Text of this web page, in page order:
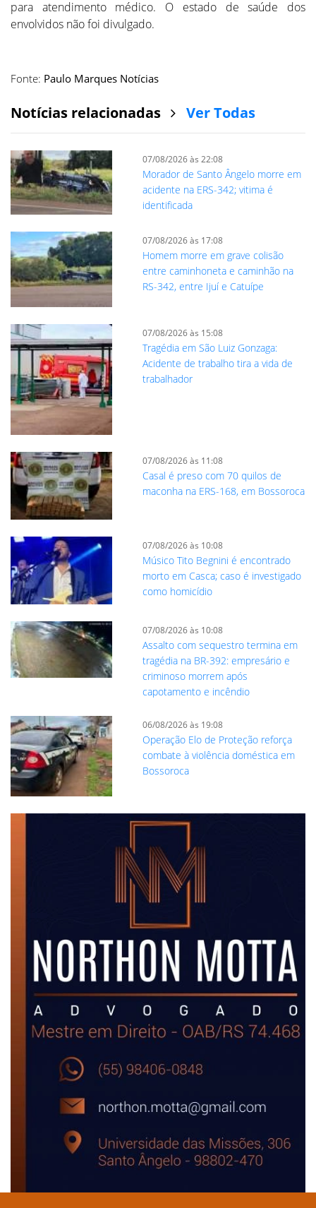
para atendimento médico. O estado de saúde dos
envolvidos não foi divulgado.
Fonte: Paulo Marques Notícias
Notícias relacionadas Ver Todas
07/08/2026 às 22:08
Morador de Santo Ângelo morre em
acidente na ERS-342; vitima é
identificada
07/08/2026 às 17:08
Homem morre em grave colisão
entre caminhoneta e caminhão na
RS-342, entre Ijuí e Catuípe
07/08/2026 às 15:08
Tragédia em São Luiz Gonzaga:
Acidente de trabalho tira a vida de
trabalhador
07/08/2026 às 11:08
Casal é preso com 70 quilos de
maconha na ERS-168, em Bossoroca
07/08/2026 às 10:08
Músico Tito Begnini é encontrado
morto em Casca; caso é investigado
como homicídio
07/08/2026 às 10:08
Assalto com sequestro termina em
tragédia na BR-392: empresário e
criminoso morrem após
capotamento e incêndio
06/08/2026 às 19:08
Operação Elo de Proteção reforça
combate à violência doméstica em
Bossoroca